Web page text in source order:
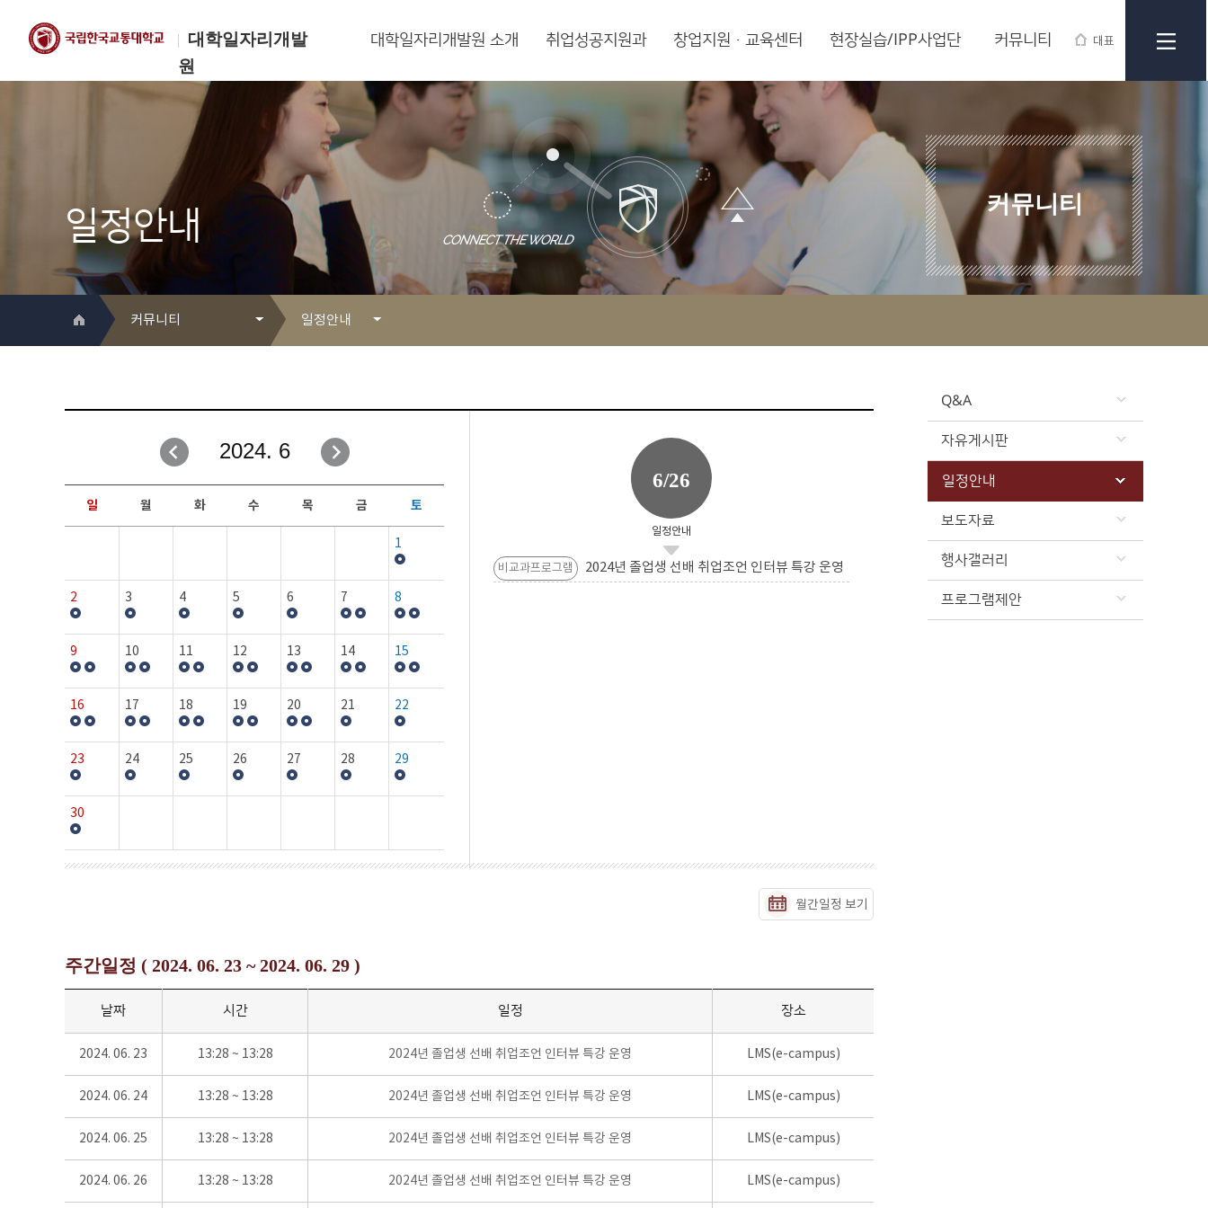
대학일자리개발
원
대표
한국교통대학교
대학일자리개발원
대학일자리개발원 소개 취업성공지원과 창업지원·교육센터 현장실습/IPP사업단 커뮤니티
일정안내
커뮤니티
커뮤니티
취업성공지원과
창업지원·교육센터
현장실습/IPP사업단
커뮤니티
일정안내
자유게시판
일정안내
보도자료
행사갤러리
Q&A
자유게시판
일정안내
보도자료
행사갤러리
프로그램제안
2024. 6
일 월 화 수 목 금 토
1
2 3 4 5 6 7 8
9 10 11 12 13 14 15
16 17 18 19 20 21 22
23 24 25 26 27 28 29
30
6/26
일정안내
비교과프로그램 2024년 졸업생 선배 취업조언 인터뷰 특강 운영
월간일정 보기
주간일정 ( 2024. 06. 23 ~ 2024. 06. 29 )
날짜 시간 일정 장소
2024. 06. 23 13:28 ~ 13:28 2024년 졸업생 선배 취업조언 인터뷰 특강 운영 LMS(e-campus)
2024. 06. 24 13:28 ~ 13:28 2024년 졸업생 선배 취업조언 인터뷰 특강 운영 LMS(e-campus)
2024. 06. 25 13:28 ~ 13:28 2024년 졸업생 선배 취업조언 인터뷰 특강 운영 LMS(e-campus)
2024. 06. 26 13:28 ~ 13:28 2024년 졸업생 선배 취업조언 인터뷰 특강 운영 LMS(e-campus)